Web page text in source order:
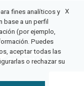
X
fines analíticos y
a un perfil
(por ejemplo,
Puedes
aceptar todas las
o rechazar su